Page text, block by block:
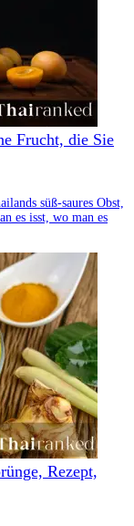
Frucht, die Sie
süß-saures Obst,
es isst, wo man es
Rezept,